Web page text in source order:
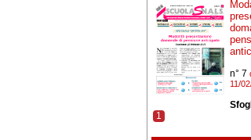
n° 7
11/
1